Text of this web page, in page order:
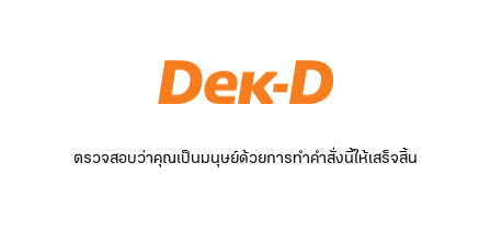
ตรวจสอบว่าคุณเป็นมนุษย์ด้วยการทำคำสั่งนี้ให้เสร็จสิ้น